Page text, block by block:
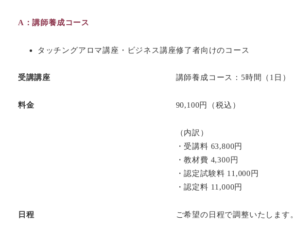
A：講師養成コース
タッチングアロマ講座・ビジネス講座修了者向けのコース
受講講座 講師養成コース：5時間（1日）
料金 90,100円（税込）
（内訳）
・受講料 63,800円
・教材費 4,300円
・認定試験料 11,000円
・認定料 11,000円
日程 ご希望の日程で調整いたします。